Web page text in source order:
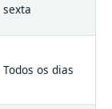
sexta
Todos os dias